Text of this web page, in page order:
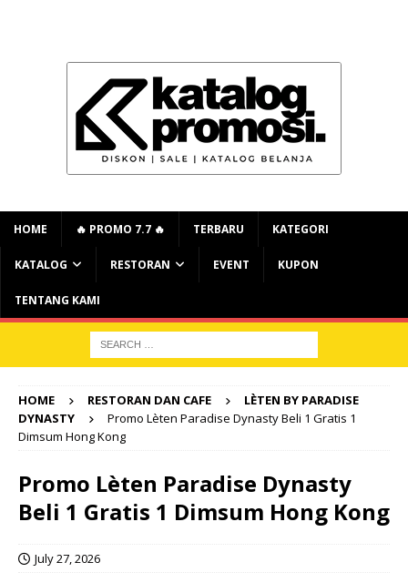
HOME 🔥 PROMO 7.7 🔥 TERBARU KATEGORI
KATALOG RESTORAN EVENT KUPON
TENTANG KAMI
HOME RESTORAN DAN CAFE
LÈTEN BY PARADISE
DYNASTY
Promo Lèten Paradise Dynasty Beli 1 Gratis 1
Dimsum Hong Kong
Promo Lèten Paradise Dynasty
Beli 1 Gratis 1 Dimsum Hong Kong
July 27, 2026